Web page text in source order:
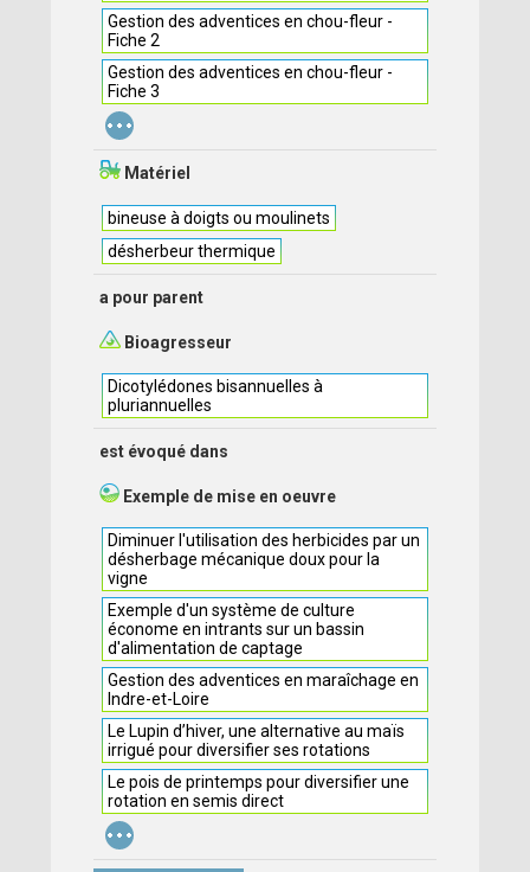
Gestion des adventices en chou-fleur -
Fiche 2
Gestion des adventices en chou-fleur -
Fiche 3
...
Matériel
bineuse à doigts ou moulinets
désherbeur thermique
a pour parent
Bioagresseur
Dicotylédones bisannuelles à
pluriannuelles
est évoqué dans
Exemple de mise en oeuvre
Diminuer l'utilisation des herbicides par un
désherbage mécanique doux pour la
vigne
Exemple d'un système de culture
économe en intrants sur un bassin
d'alimentation de captage
Gestion des adventices en maraîchage en
Indre-et-Loire
Le Lupin d’hiver, une alternative au maïs
irrigué pour diversifier ses rotations
Le pois de printemps pour diversifier une
rotation en semis direct
...